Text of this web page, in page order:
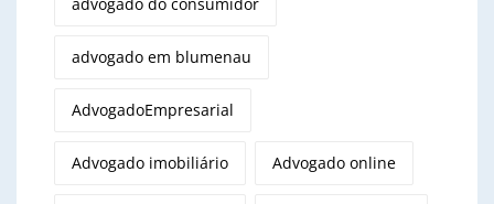
advogado do consumidor
advogado em blumenau
AdvogadoEmpresarial
Advogado imobiliário Advogado online